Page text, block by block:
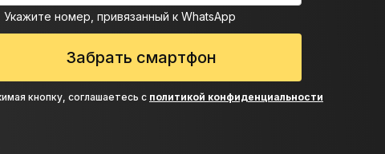
кнопку, соглашаетесь с политикой конфиденциальности
Забрать смартфон
Укажите номер, привязанный к WhatsApp